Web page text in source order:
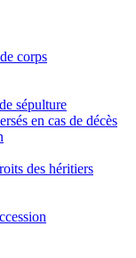
corps
sépulture
en cas de décès
des héritiers